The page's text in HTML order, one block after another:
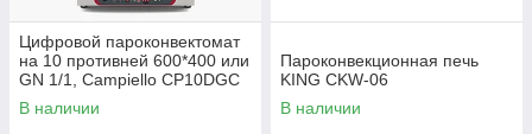
Цифровой пароконвектомат
на 10 противней 600*400 или
GN 1/1, Campiello CP10DGC
Venix Италия
В наличии
Пароконвекционная печь
KING CKW-06
В наличии